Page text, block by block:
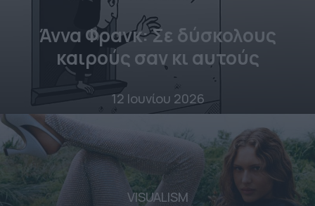
Άννα Φρανκ: Σε δύσκολους
καιρούς σαν κι αυτούς
12 Ιουνίου 2026
VISUALISM